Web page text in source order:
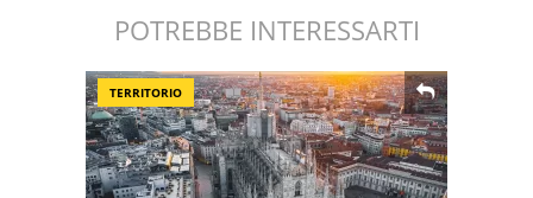
POTREBBE INTERESSARTI
TERRITORIO